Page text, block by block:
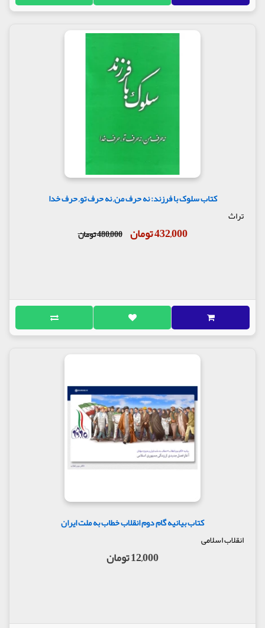
کتاب سلوک با فرزند: نه حرف من, نه حرف تو, حرف خدا
تراث
432,000 تومان 480,000 تومان
کتاب بیانیه گام دوم انقلاب خطاب به ملت ایران
انقلاب اسلامی
12,000 تومان